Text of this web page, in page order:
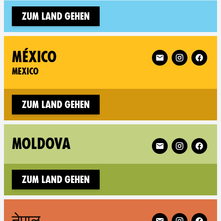
Zum Land gehen
MÉXICO
MEXICO
Follow XR Mexico
Zum Land gehen
MOLDOVA Follow XR
Zum Land gehen
Follow XR Nepal on